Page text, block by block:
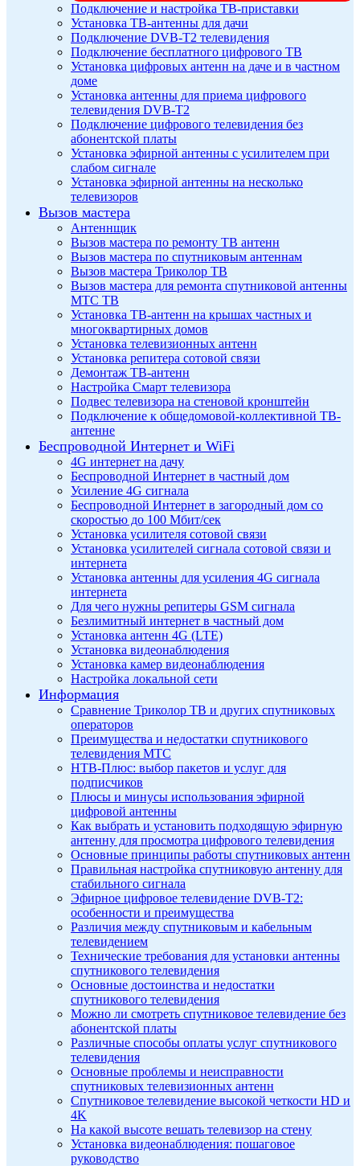
Подключение и настройка ТВ-приставки
Установка ТВ-антенны для дачи
Подключение DVB-T2 телевидения
Подключение бесплатного цифрового ТВ
Установка цифровых антенн на даче и в частном
доме
Установка антенны для приема цифрового
телевидения DVB-T2
Подключение цифрового телевидения без
абонентской платы
Установка эфирной антенны с усилителем при
слабом сигнале
Установка эфирной антенны на несколько
телевизоров
Вызов мастера
Антеннщик
Вызов мастера по ремонту ТВ антенн
Вызов мастера по спутниковым антеннам
Вызов мастера Триколор ТВ
Вызов мастера для ремонта спутниковой антенны
МТС ТВ
Установка ТВ-антенн на крышах частных и
многоквартирных домов
Установка телевизионных антенн
Установка репитера сотовой связи
Демонтаж ТВ-антенн
Настройка Смарт телевизора
Подвес телевизора на стеновой кронштейн
Подключение к общедомовой-коллективной ТВ-
антенне
Беспроводной Интернет и WiFi
4G интернет на дачу
Беспроводной Интернет в частный дом
Усиление 4G сигнала
Беспроводной Интернет в загородный дом со
скоростью до 100 Мбит/сек
Установка усилителя сотовой связи
Установка усилителей сигнала сотовой связи и
интернета
Установка антенны для усиления 4G сигнала
интернета
Для чего нужны репитеры GSM сигнала
Безлимитный интернет в частный дом
Установка антенн 4G (LTE)
Установка видеонаблюдения
Установка камер видеонаблюдения
Настройка локальной сети
Информация
Сравнение Триколор ТВ и других спутниковых
операторов
Преимущества и недостатки спутникового
телевидения МТС
НТВ-Плюс: выбор пакетов и услуг для
подписчиков
Плюсы и минусы использования эфирной
цифровой антенны
Как выбрать и установить подходящую эфирную
антенну для просмотра цифрового телевидения
Основные принципы работы спутниковых антенн
Правильная настройка спутниковую антенну для
стабильного сигнала
Эфирное цифровое телевидение DVB-T2:
особенности и преимущества
Различия между спутниковым и кабельным
телевидением
Технические требования для установки антенны
спутникового телевидения
Основные достоинства и недостатки
спутникового телевидения
Можно ли смотреть спутниковое телевидение без
абонентской платы
Различные способы оплаты услуг спутникового
телевидения
Основные проблемы и неисправности
спутниковых телевизионных антенн
Спутниковое телевидение высокой четкости HD и
4K
На какой высоте вешать телевизор на стену
Установка видеонаблюдения: пошаговое
руководство